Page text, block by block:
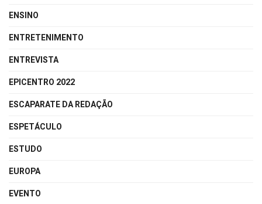
ENSINO
ENTRETENIMENTO
ENTREVISTA
EPICENTRO 2022
ESCAPARATE DA REDAÇÃO
ESPETÁCULO
ESTUDO
EUROPA
EVENTO